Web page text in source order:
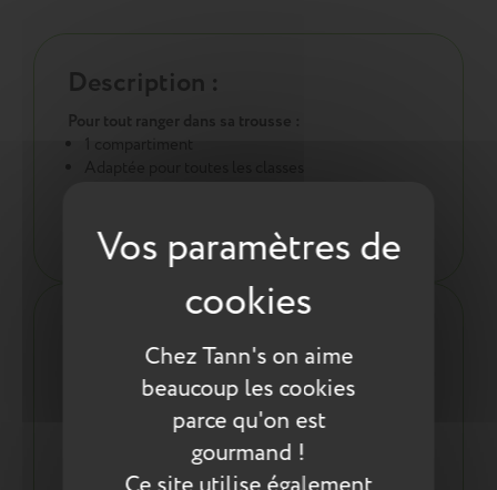
Chez Tann's on aime
beaucoup les cookies
parce qu'on est
gourmand !
Description :
Pour tout ranger dans sa trousse :
1 compartiment
Une trousse conçue pour durer :
Coutures renforcées
Résistante à l'eau
La finition et la solidité Tann's !
Une démarche éco responsable :